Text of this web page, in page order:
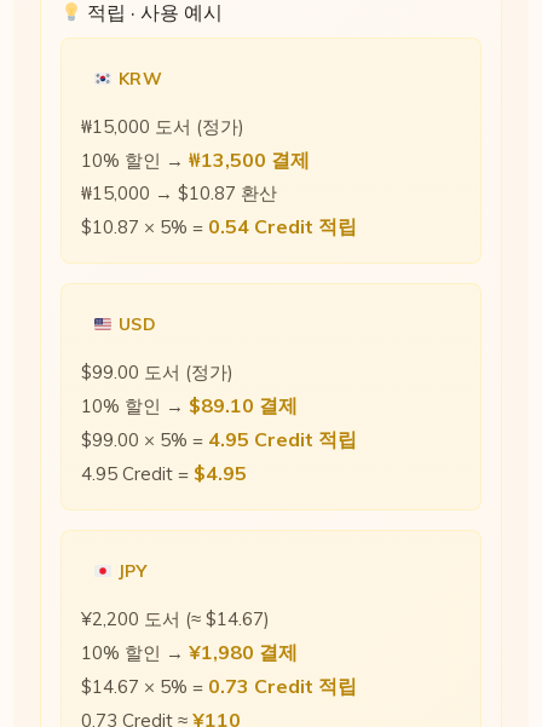
적립 · 사용 예시
KRW
₩15,000 도서 (정가)
10% 할인 →₩13,500 결제
₩15,000 → $10.87 환산
$10.87 × 5% = 0.54 Credit 적립
USD
$99.00 도서 (정가)
10% 할인 → $89.10 결제
$99.00 × 5% = 4.95 Credit 적립
4.95 Credit = $4.95
JPY
¥2,200 도서 (≈ $14.67)
10% 할인 →¥1,980 결제
$14.67 × 5% = 0.73 Credit 적립
0.73 Credit ≈¥110